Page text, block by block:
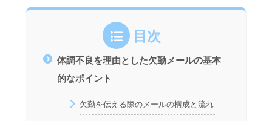
目次
体調不良を理由とした欠勤メールの基本
的なポイント
欠勤を伝える際のメールの構成と流れ